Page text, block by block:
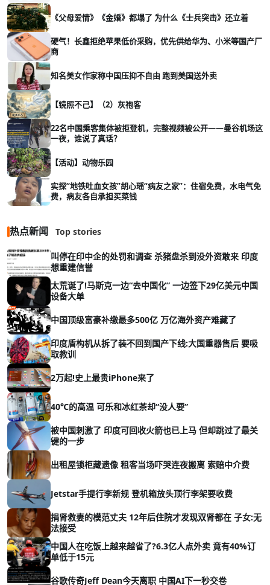
《父母爱情》《金婚》都塌了 为什么《士兵突击》还立着
硬气！长鑫拒绝苹果低价采购，优先供给华为、小米等国产厂
商
知名美女作家称中国压抑不自由 跑到美国送外卖
【镜照不己】（2）灰袍客
22名中国乘客集体被拒登机，完整视频被公开——曼谷机场这
一夜，谁说了真话？
【活动】动物乐园
实探“地铁吐血女孩”胡心瑶“病友之家”：住宿免费，水电气免
费，病友各自承担买菜钱
热点新闻 Top stories
叫停在印中企的处罚和调查 杀猪盘杀到没外资敢来 印度
想重建信誉
太荒诞了!马斯克一边“去中国化” 一边签下29亿美元中国
设备大单
中国顶级富豪补缴最多500亿 万亿海外资产难藏了
印度盾构机从拆了装不回到国产下线:大国重器售后 要吸
取教训
2万起!史上最贵iPhone来了
40℃的高温 可乐和冰红茶却“没人要”
被中国刺激了 印度可回收火箭也已上马 但却跳过了最关
键的一步
出租屋锁柜藏遗像 租客当场吓哭连夜搬离 索赔中介费
Jetstar手提行李新规 登机箱放头顶行李架要收费
捐肾救妻的模范丈夫 12年后住院才发现双肾都在 子女:无
法接受
中国人在吃饭上越来越省了?6.3亿人点外卖 竟有40%订
单低于15元
谷歌传奇Jeff Dean今天离职 中国AI下一秒交卷